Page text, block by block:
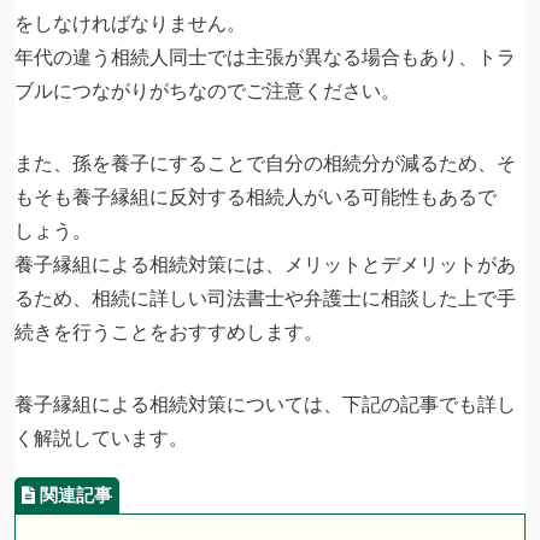
をしなければなりません。
年代の違う相続人同士では主張が異なる場合もあり、トラ
ブルにつながりがちなのでご注意ください。
また、孫を養子にすることで自分の相続分が減るため、そ
もそも養子縁組に反対する相続人がいる可能性もあるで
しょう。
養子縁組による相続対策には、メリットとデメリットがあ
るため、相続に詳しい司法書士や弁護士に相談した上で手
続きを行うことをおすすめします。
養子縁組による相続対策については、下記の記事でも詳し
く解説しています。